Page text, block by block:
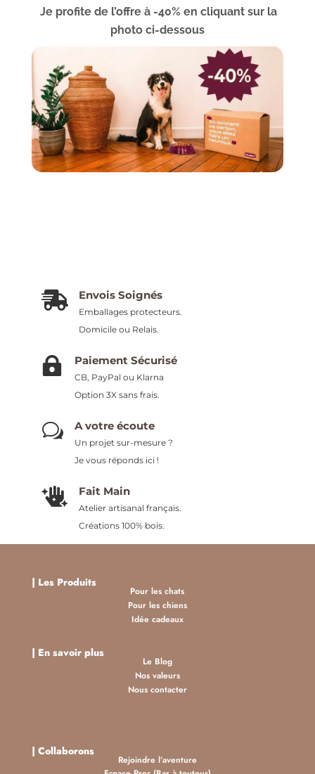
Je profite de l’offre à -40% en cliquant sur la
photo ci-dessous
 Envois Soignés
Emballages protecteurs.
Domicile ou Relais.
 Paiement Sécurisé
CB, PayPal ou Klarna
Option 3X sans frais.
w A votre écoute
Un projet sur-mesure ?
Je vous réponds ici !
 Fait Main
Atelier artisanal français.
Créations 100% bois.
| Les Produits
Pour les chats
Pour les chiens
Idée cadeaux
| En savoir plus
Le Blog
Nos valeurs
Nous contacter
| Collaborons
Rejoindre l’aventure